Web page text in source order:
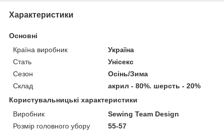
Характеристики
Основні
Країна виробник
Україна
Стать
Унісекс
Сезон
Осінь/Зима
Склад
акрил - 80%. шерсть - 20%
Користувальницькі характеристики
Виробник
Sewing Team Design
Розмір головного убору
55-57